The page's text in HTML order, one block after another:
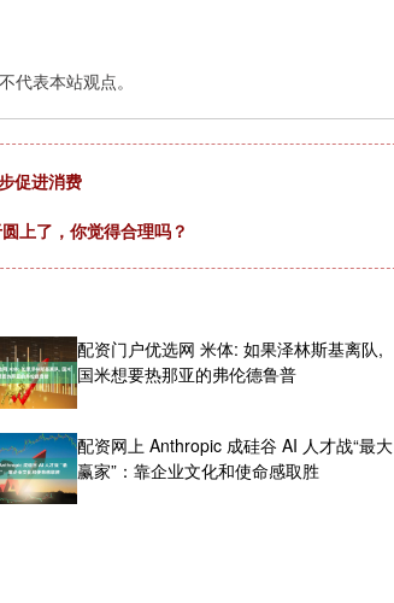
代表本站观点。
促进消费
上了，你觉得合理吗？
配资门户优选网 米体: 如果泽林斯基离队,
国米想要热那亚的弗伦德鲁普
配资网上 Anthropic 成硅谷 AI 人才战“最大
赢家”：靠企业文化和使命感取胜